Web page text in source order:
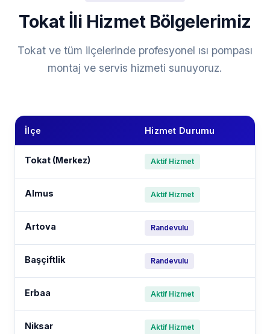
Tokat İli Hizmet Bölgelerimiz
Tokat ve tüm ilçelerinde profesyonel ısı pompası
montaj ve servis hizmeti sunuyoruz.
İlçe Hizmet Durumu
Tokat (Merkez) Aktif Hizmet
Almus Aktif Hizmet
Artova Randevulu
Başçiftlik Randevulu
Erbaa Aktif Hizmet
Niksar Aktif Hizmet